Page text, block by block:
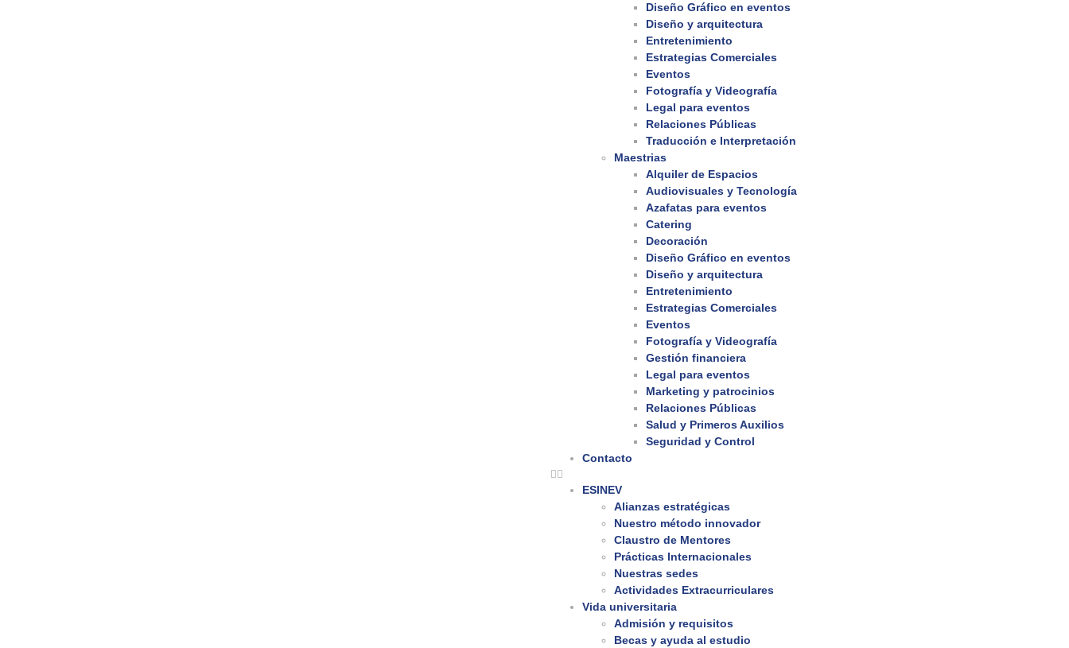
Diseño Gráfico en eventos
Diseño y arquitectura
Entretenimiento
Estrategias Comerciales
Eventos
Fotografía y Videografía
Legal para eventos
Relaciones Públicas
Traducción e Interpretación
Maestrias
Alquiler de Espacios
Audiovisuales y Tecnología
Azafatas para eventos
Catering
Decoración
Diseño Gráfico en eventos
Diseño y arquitectura
Entretenimiento
Estrategias Comerciales
Eventos
Fotografía y Videografía
Gestión financiera
Legal para eventos
Marketing y patrocinios
Relaciones Públicas
Salud y Primeros Auxilios
Seguridad y Control
Contacto
ESINEV
Alianzas estratégicas
Nuestro método innovador
Claustro de Mentores
Prácticas Internacionales
Nuestras sedes
Actividades Extracurriculares
Vida universitaria
Admisión y requisitos
Becas y ayuda al estudio